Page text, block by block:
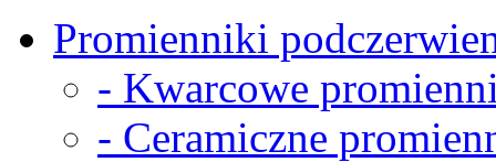
Promienniki
- Kwarcowe
- Ceramiczne